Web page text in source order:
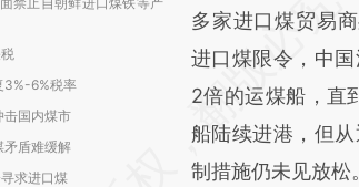
3%-6%税率
击国内煤市
矛盾难缓解
求进口煤
多家进口煤贸易
进口煤限令，中
2倍的运煤船，直
船陆续进港，但
制措施仍未见放松。